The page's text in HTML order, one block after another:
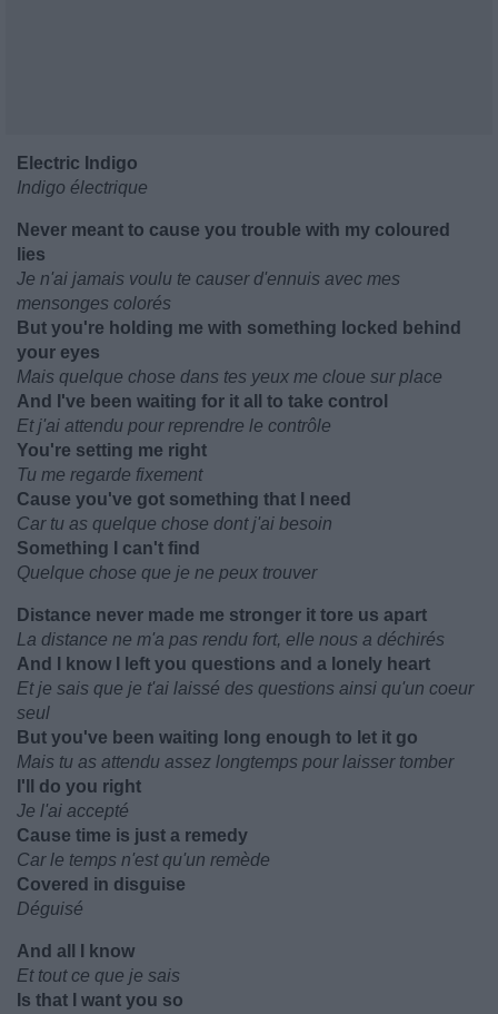
Electric Indigo
Indigo électrique
Never meant to cause you trouble with my coloured
lies
Je n'ai jamais voulu te causer d'ennuis avec mes
mensonges colorés
But you're holding me with something locked behind
your eyes
Mais quelque chose dans tes yeux me cloue sur place
And I've been waiting for it all to take control
Et j'ai attendu pour reprendre le contrôle
You're setting me right
Tu me regarde fixement
Cause you've got something that I need
Car tu as quelque chose dont j'ai besoin
Something I can't find
Quelque chose que je ne peux trouver
Distance never made me stronger it tore us apart
La distance ne m'a pas rendu fort, elle nous a déchirés
And I know I left you questions and a lonely heart
Et je sais que je t'ai laissé des questions ainsi qu'un coeur
seul
But you've been waiting long enough to let it go
Mais tu as attendu assez longtemps pour laisser tomber
I'll do you right
Je l'ai accepté
Cause time is just a remedy
Car le temps n'est qu'un remède
Covered in disguise
Déguisé
And all I know
Et tout ce que je sais
Is that I want you so